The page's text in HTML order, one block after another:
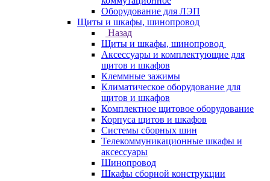
Оборудование для ЛЭП
Щиты и шкафы, шинопровод
Назад
Щиты и шкафы, шинопровод
Аксессуары и комплектующие для
щитов и шкафов
Клеммные зажимы
Климатическое оборудование для
щитов и шкафов
Комплектное щитовое оборудование
Корпуса щитов и шкафов
Системы сборных шин
Телекоммуникационные шкафы и
аксессуары
Шинопровод
Шкафы сборной конструкции